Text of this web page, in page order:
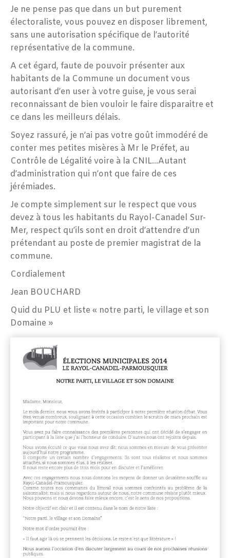
Je ne pense pas que dans un but purement
électoraliste, vous pouvez en disposer librement,
sans une autorisation spécifique de l’autorité
représentative de la commune.
A cet égard, faute de pouvoir présenter aux
habitants de la Commune un document vous
autorisant d’en user à votre guise, je vous serai
reconnaissant de bien vouloir le faire disparaitre et
ce dans les meilleurs délais.
Soyez rassuré, je n’ai pas votre goût immodéré de
conter mes petites misères à Mr le Préfet, au
Contrôle de Légalité voire à la CNIL…Autant
d’administration qui n’ont que faire de ces
jérémiades.
Je compte simplement sur le respect que vous
devez à tous les habitants du Rayol-Canadel Sur-
Mer, respect qu’ils sont en droit d’attendre d’un
prétendant au poste de premier magistrat de la
commune.
Cordialement
Jean BOUCHARD
Quid du PLU et liste « notre parti, le village et son
Domaine »